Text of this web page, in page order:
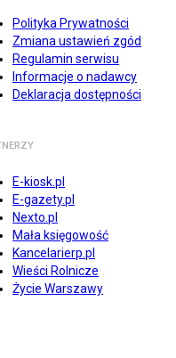
Polityka Prywatności
Zmiana ustawień zgód
Regulamin serwisu
Informacje o nadawcy
Deklaracja dostępności
E-kiosk.pl
E-gazety.pl
Nexto.pl
Mała księgowość
Kancelarierp.pl
Wieści Rolnicze
Życie Warszawy